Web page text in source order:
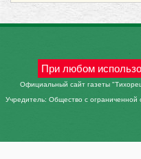
При любом
Официальный сайт газеты
Учредитель: Общество с ограниченной